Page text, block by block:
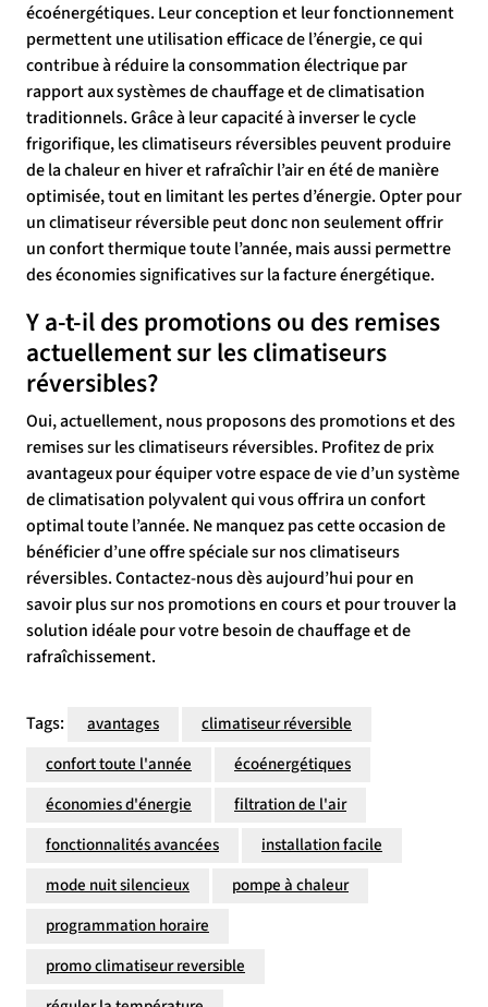
écoénergétiques. Leur conception et leur fonctionnement
permettent une utilisation efficace de l’énergie, ce qui
contribue à réduire la consommation électrique par
rapport aux systèmes de chauffage et de climatisation
traditionnels. Grâce à leur capacité à inverser le cycle
frigorifique, les climatiseurs réversibles peuvent produire
de la chaleur en hiver et rafraîchir l’air en été de manière
optimisée, tout en limitant les pertes d’énergie. Opter pour
un climatiseur réversible peut donc non seulement offrir
un confort thermique toute l’année, mais aussi permettre
des économies significatives sur la facture énergétique.
Y a-t-il des promotions ou des remises
actuellement sur les climatiseurs
réversibles?
Oui, actuellement, nous proposons des promotions et des
remises sur les climatiseurs réversibles. Profitez de prix
avantageux pour équiper votre espace de vie d’un système
de climatisation polyvalent qui vous offrira un confort
optimal toute l’année. Ne manquez pas cette occasion de
bénéficier d’une offre spéciale sur nos climatiseurs
réversibles. Contactez-nous dès aujourd’hui pour en
savoir plus sur nos promotions en cours et pour trouver la
solution idéale pour votre besoin de chauffage et de
rafraîchissement.
Tags: avantages
climatiseur réversible
confort toute l'année
écoénergétiques
économies d'énergie
filtration de l'air
fonctionnalités avancées
installation facile
mode nuit silencieux
pompe à chaleur
programmation horaire
promo climatiseur reversible